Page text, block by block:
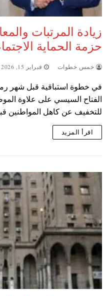
حزمة الحماية
خمس خطوات فبراير 15, 2026
في خطوة استباقية قبل شهر
للتخفيف عن كاهل المواطنين
اقرأ المزيد